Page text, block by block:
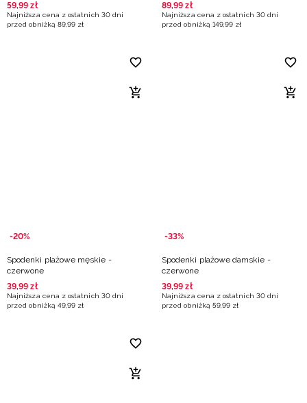
59,99 zł
Najniższa cena z ostatnich 30 dni
przed obniżką 89,99 zł
89,99 zł
Najniższa cena z ostatnich 30 dni
przed obniżką 149,99 zł
-20%
Spodenki plażowe męskie -
czerwone
39,99 zł
Najniższa cena z ostatnich 30 dni
przed obniżką 49,99 zł
-33%
Spodenki plażowe damskie -
czerwone
39,99 zł
Najniższa cena z ostatnich 30 dni
przed obniżką 59,99 zł